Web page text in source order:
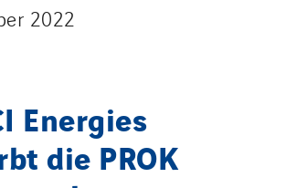
2022
Energies
die PROK